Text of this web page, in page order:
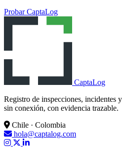
Probar CaptaLog
CaptaLog
Registro de inspecciones, incidentes
sin conexión, con evidencia trazable.
Chile · Colombia
hola@captalog.com